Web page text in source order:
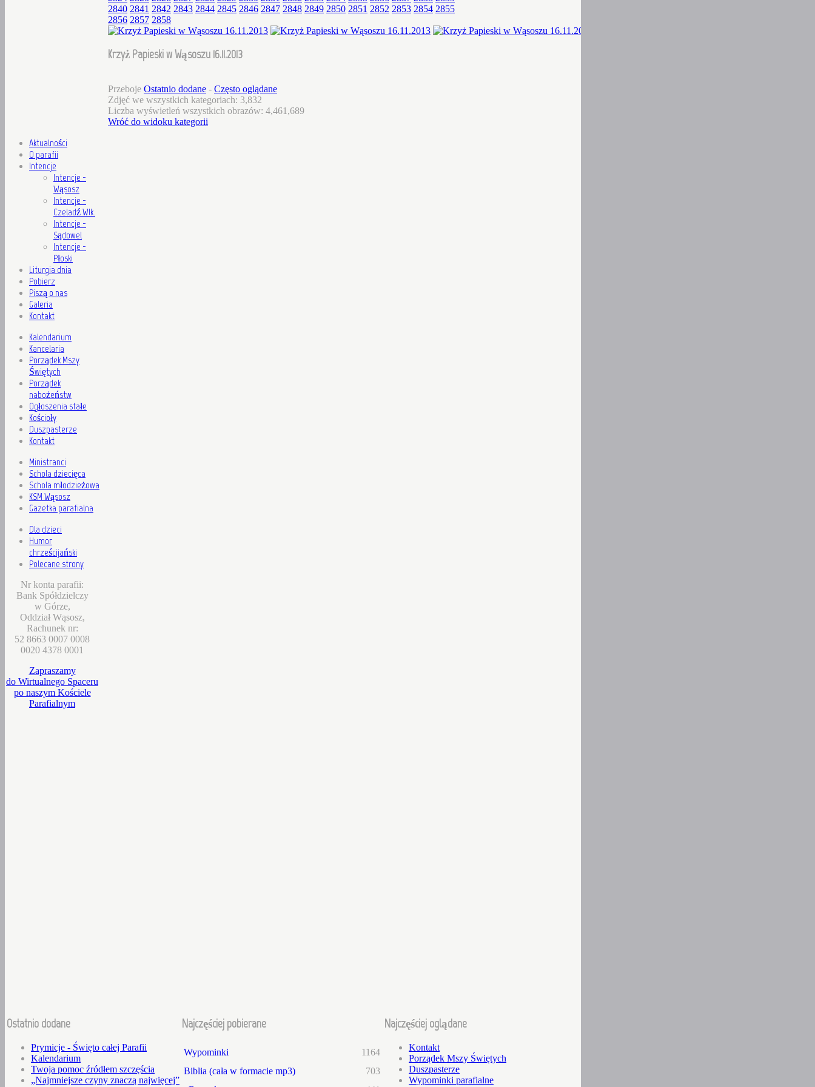
2840 2841 2842 2843 2844 2845 2846 2847 2848 2849 2850 2851 2852 2853 2854 2855
2856 2857 2858
Krzyż Papieski w Wąsoszu 16.11.2013
Przeboje Ostatnio dodane - Często oglądane
Zdjęć we wszystkich kategoriach: 3,832
Liczba wyświetleń wszystkich obrazów: 4,461,689
Wróć do widoku kategorii
Aktualności
O parafii
Intencje
Intencje -
Wąsosz
Intencje -
Czeladź Wlk.
Intencje -
Sądowel
Intencje -
Płoski
Liturgia dnia
Pobierz
Piszą o nas
Galeria
Kontakt
Kalendarium
Kancelaria
Porządek Mszy
Świętych
Porządek
nabożeństw
Ogłoszenia stałe
Kościoły
Duszpasterze
Kontakt
Ministranci
Schola dziecięca
Schola młodzieżowa
KSM Wąsosz
Gazetka parafialna
Dla dzieci
Humor
chrześcijański
Polecane strony
Nr konta parafii:
Bank Spółdzielczy
w Górze,
Oddział Wąsosz,
Rachunek nr:
52 8663 0007 0008
0020 4378 0001
Zapraszamy
do Wirtualnego Spaceru
po naszym Kościele
Parafialnym
Ostatnio dodane
Prymicje - Święto całej Parafii
Kalendarium
Twoja pomoc źródłem szczęścia
„Najmniejsze czyny znaczą najwięcej”
Najczęściej pobierane
Wypominki
1164
Biblia (cała w formacie mp3)
703
Najczęściej oglądane
Kontakt
Porządek Mszy Świętych
Duszpasterze
Wypominki parafialne